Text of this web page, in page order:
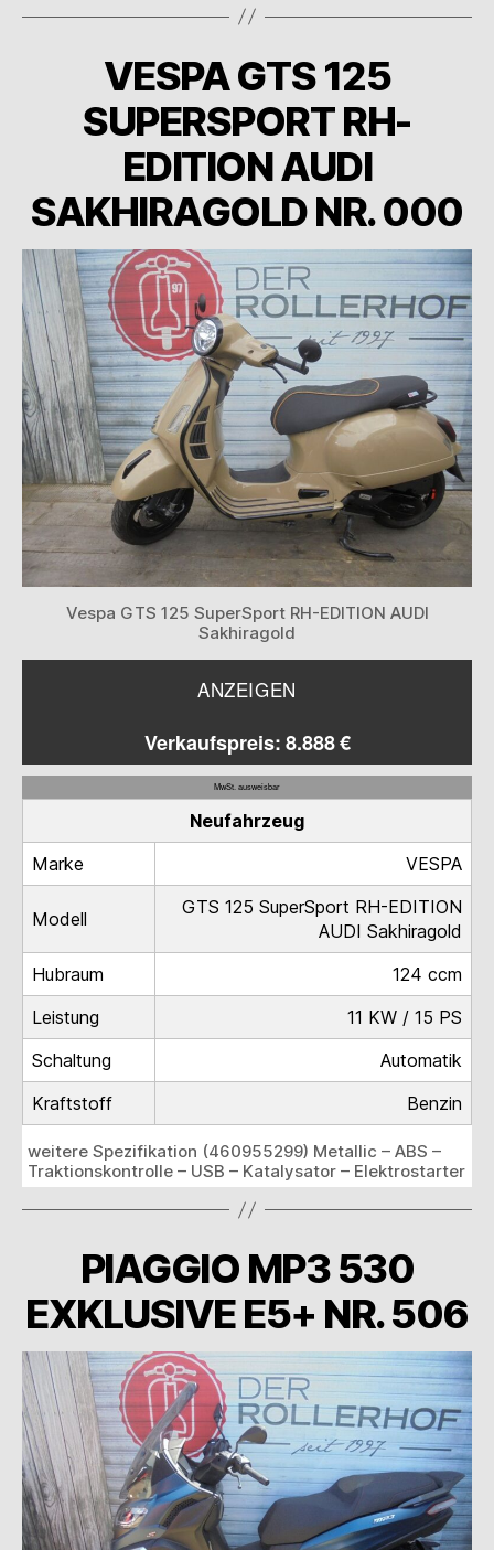
VESPA GTS 125
SUPERSPORT RH-
EDITION AUDI
SAKHIRAGOLD NR. 000
Vespa GTS 125 SuperSport RH-EDITION AUDI
Sakhiragold
ANZEIGEN
Verkaufspreis: 8.888 €
MwSt. ausweisbar
Neufahrzeug
Marke
VESPA
Modell
GTS 125 SuperSport RH-EDITION
AUDI Sakhiragold
Hubraum
124 ccm
Leistung
11 KW / 15 PS
Schaltung
Automatik
Kraftstoff
Benzin
weitere Spezifikation (460955299) Metallic – ABS –
Traktionskontrolle – USB – Katalysator – Elektrostarter
PIAGGIO MP3 530
EXKLUSIVE E5+ NR. 506